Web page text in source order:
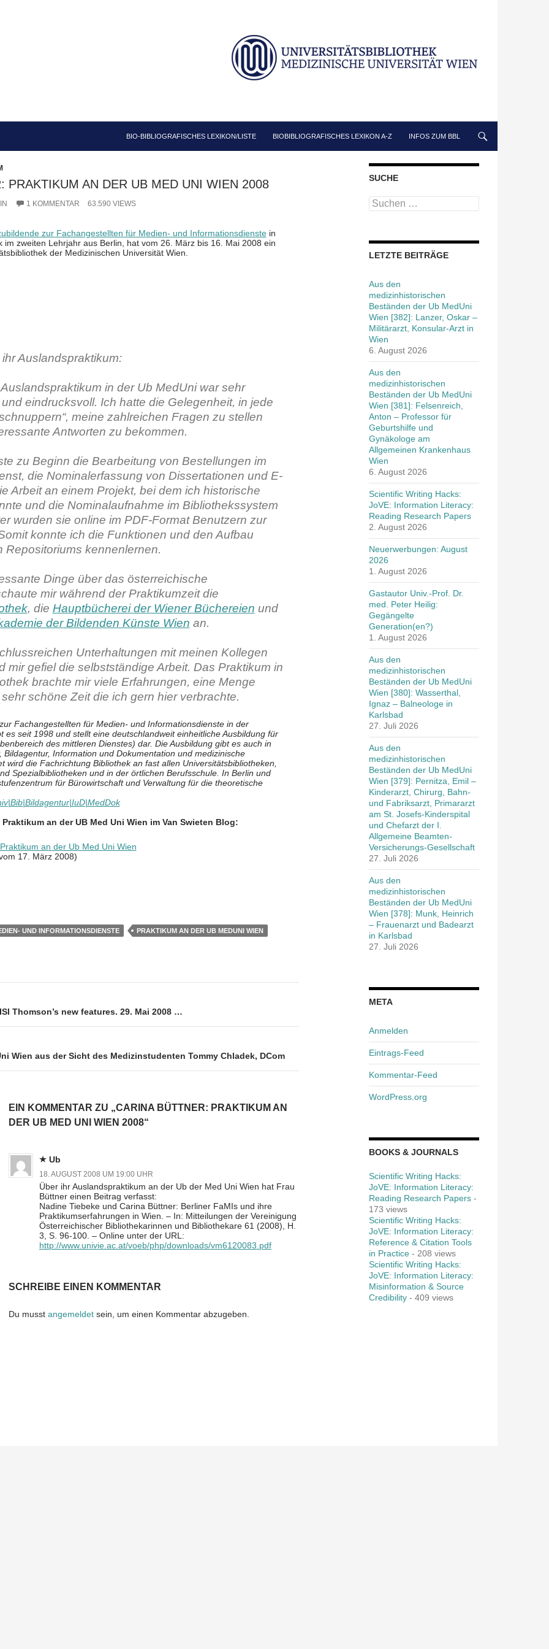
BIO-BIBLIOGRAFISCHES LEXIKON/LISTE
BIOBIBLIOGRAFISCHES LEXIKON A-Z INFOS ZUM BBL
PRAKTIKUM AN DER UB MED UNI WIEN 2008
1 KOMMENTAR 63.590 VIEWS
zur Fachangestellten für Medien- und Informationsdienstein
im zweiten Lehrjahr aus Berlin, hat vom 26. März bis 16. Mai 2008 ein
der Medizinischen Universität Wien.
Auslandspraktikum:
in der Ub MedUni war sehr
eindrucksvoll. Ich hatte die Gelegenheit, in jede
meine zahlreichen Fragen zu stellen
Antworten zu bekommen.
zu Beginn die Bearbeitung von Bestellungen im
die Nominalerfassung von Dissertationen und E-
Arbeit an einem Projekt, bei dem ich historische
und die Nominalaufnahme im Bibliothekssystem
wurden sie online im PDF-Format Benutzern zur
konnte ich die Funktionen und den Aufbau
Repositoriums kennenlernen.
Dinge über das österreichische
mir während der Praktikumzeit die
, die Hauptbücherei der Wiener Büchereien und
der Bildenden Künste Wien an.
Unterhaltungen mit meinen Kollegen
mir gefiel die selbstständige Arbeit. Das Praktikum in
brachte mir viele Erfahrungen, eine Menge
schöne Zeit die ich gern hier verbrachte.
Fachangestellten für Medien- und Informationsdienste in der
es seit 1998 und stellt eine deutschlandweit einheitliche Ausbildung für
des mittleren Dienstes) dar. Die Ausbildung gibt es auch in
Bildagentur, Information und Dokumentation und medizinische
wird die Fachrichtung Bibliothek an fast allen Universitätsbibliotheken,
Spezialbibliotheken und in der örtlichen Berufsschule. In Berlin und
für Bürowirtschaft und Verwaltung für die theoretische
an der UB Med Uni Wien im Van Swieten Blog:
an der Ub Med Uni Wien
17. März 2008)
UND INFORMATIONSDIENSTE
PRAKTIKUM AN DER UB MEDUNI WIEN
Thomson’s new features. 29. Mai 2008 …
Wien aus der Sicht des Medizinstudenten Tommy Chladek, DCom
EIN KOMMENTAR ZU „CARINA BÜTTNER: PRAKTIKUM AN
DER UB MED UNI WIEN 2008“
Ub
18. AUGUST 2008 UM 19:00 UHR
Über ihr Auslandspraktikum an der Ub der Med Uni Wien hat Frau
Büttner einen Beitrag verfasst:
Nadine Tiebeke und Carina Büttner: Berliner FaMIs und ihre
Praktikumserfahrungen in Wien. – In: Mitteilungen der Vereinigung
Österreichischer Bibliothekarinnen und Bibliothekare 61 (2008), H.
3, S. 96-100. – Online unter der URL:
http://www.univie.ac.at/voeb/php/downloads/vm6120083.pdf
SCHREIBE EINEN KOMMENTAR
Du musst angemeldet sein, um einen Kommentar abzugeben.
SUCHE
Suchen
nach:
LETZTE BEITRÄGE
Aus den
medizinhistorischen
Beständen der Ub MedUni
Wien [382]: Lanzer, Oskar –
Militärarzt, Konsular-Arzt in
Wien
6. August 2026
Aus den
medizinhistorischen
Beständen der Ub MedUni
Wien [381]: Felsenreich,
Anton – Professor für
Geburtshilfe und
Gynäkologe am
Allgemeinen Krankenhaus
Wien
6. August 2026
Scientific Writing Hacks:
JoVE: Information Literacy:
Reading Research Papers
2. August 2026
Neuerwerbungen: August
2026
1. August 2026
Gastautor Univ.-Prof. Dr.
med. Peter Heilig:
Gegängelte
Generation(en?)
1. August 2026
Aus den
medizinhistorischen
Beständen der Ub MedUni
Wien [380]: Wasserthal,
Ignaz – Balneologe in
Karlsbad
27. Juli 2026
Aus den
medizinhistorischen
Beständen der Ub MedUni
Wien [379]: Pernitza, Emil –
Kinderarzt, Chirurg, Bahn-
und Fabriksarzt, Primararzt
am St. Josefs-Kinderspital
und Chefarzt der I.
Allgemeine Beamten-
Versicherungs-Gesellschaft
27. Juli 2026
Aus den
medizinhistorischen
Beständen der Ub MedUni
Wien [378]: Munk, Heinrich
– Frauenarzt und Badearzt
in Karlsbad
27. Juli 2026
META
Anmelden
Eintrags-Feed
Kommentar-Feed
WordPress.org
BOOKS & JOURNALS
Scientific Writing Hacks:
JoVE: Information Literacy:
Reading Research Papers -
173 views
Scientific Writing Hacks:
JoVE: Information Literacy:
Reference & Citation Tools
in Practice - 208 views
Scientific Writing Hacks:
JoVE: Information Literacy:
Misinformation & Source
Credibility - 409 views